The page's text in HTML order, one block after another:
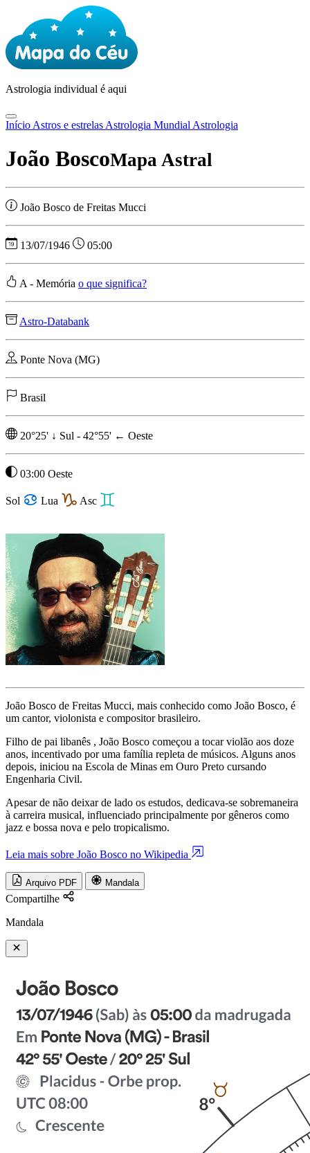
Astrologia individual é aqui
Início Astros e estrelas Astrologia Mundial Astrologia
João BoscoMapa Astral
João Bosco de Freitas Mucci
13/07/1946 05:00
A - Memória o que significa?
Astro-Databank
Ponte Nova (MG)
Brasil
20°25' ↓ Sul - 42°55' ← Oeste
03:00 Oeste
Sol Lua Asc
João Bosco de Freitas Mucci, mais conhecido como João Bosco, é
um cantor, violonista e compositor brasileiro.
Filho de pai libanês , João Bosco começou a tocar violão aos doze
anos, incentivado por uma família repleta de músicos. Alguns anos
depois, iniciou na Escola de Minas em Ouro Preto cursando
Engenharia Civil.
Apesar de não deixar de lado os estudos, dedicava-se sobremaneira
à carreira musical, influenciado principalmente por gêneros como
jazz e bossa nova e pelo tropicalismo.
Leia mais sobre João Bosco no Wikipedia
Arquivo PDF Mandala
Compartilhe
Mandala